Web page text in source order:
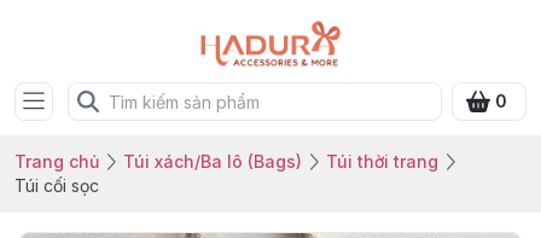
0
Trang chủ Túi xách/Ba lô (Bags)
Túi thời trang
Túi cối sọc